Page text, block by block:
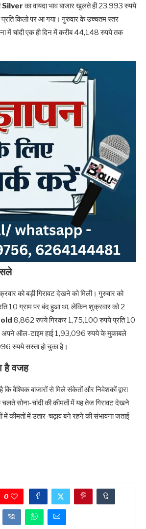
Silverका वायदा भाव बाजार खुलते ही 23,993 रुपये
किलो पर आ गया। गुरुवार के उच्चतम स्तर
में चांदी एक ही दिन में करीब 44,148 रुपये तक
को बड़ी गिरावट देखने को मिली। गुरुवार को
10 ग्राम पर बंद हुआ था, लेकिन शुक्रवार को 2
8,862 रुपये गिरकर 1,75,100 रुपये प्रति 10
अपने ऑल-टाइम हाई 1,93,096 रुपये के मुकाबले
रुपये सस्ता हो चुका है।
है वजह
कि वैश्विक बाजारों से मिले संकेतों और निवेशकों द्वारा
सोना-चांदी की कीमतों में यह तेज गिरावट देखने
में कीमतों में उतार-चढ़ाव बने रहने की संभावना जताई
0